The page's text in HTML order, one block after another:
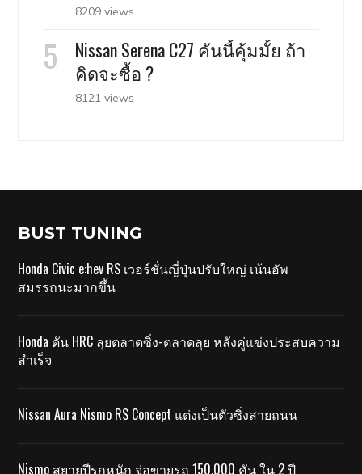
8209 views
Nissan Serena C27 คันนี้คุ้มมั้ย ถ้า
คิดจะซื้อ ?
8121 views
BUST TUNING
Honda Civic e:hev RS เวอร์ชั่นญี่ปุ่นปรับใหญ่ เน้นอัพ
สมรรถนะมากขึ้น
Honda ดัน HRC ลุยตลาดซิ่ง-ตลาดลุย หลังคู่แข่งประสบความ
สำเร็จ
Nissan Aura Nismo RS Concept แต่งเป็นตัวซิ่งสายถนน
Nismo สยายปีรุกหนัก จ่อขายรถ 150,000 คัน ใน 2 ปี